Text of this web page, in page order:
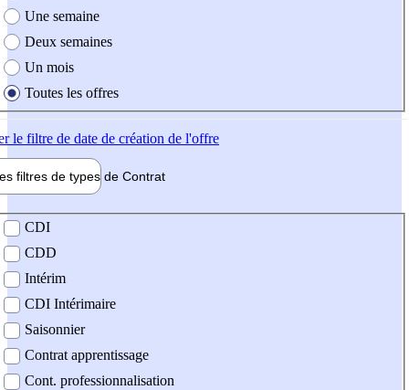
Une semaine
Deux semaines
Un mois
Toutes les offres
le filtre de date de création de l'offre
filtres de types de Contrat
contrat
CDI
CDD
Intérim
CDI Intérimaire
Saisonnier
Contrat apprentissage
Cont. professionnalisation